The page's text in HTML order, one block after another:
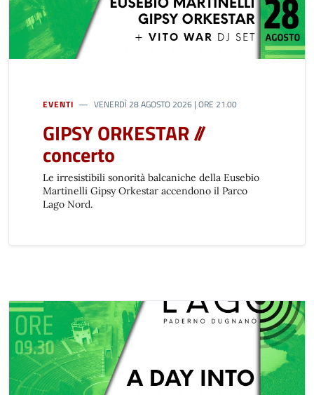
EVENTI VENERDÌ 28 AGOSTO 2026 | ORE 21.00
GIPSY ORKESTAR //
concerto
Le irresistibili sonorità balcaniche della Eusebio
Martinelli Gipsy Orkestar accendono il Parco
Lago Nord.